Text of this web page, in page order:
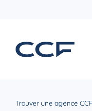
Trouver une agence CCF